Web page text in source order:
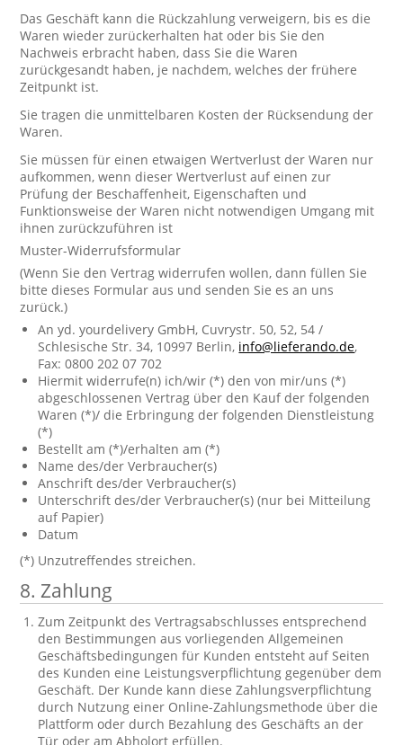
Das Geschäft kann die Rückzahlung verweigern, bis es die
Waren wieder zurückerhalten hat oder bis Sie den
Nachweis erbracht haben, dass Sie die Waren
zurückgesandt haben, je nachdem, welches der frühere
Zeitpunkt ist.
Sie tragen die unmittelbaren Kosten der Rücksendung der
Waren.
Sie müssen für einen etwaigen Wertverlust der Waren nur
aufkommen, wenn dieser Wertverlust auf einen zur
Prüfung der Beschaffenheit, Eigenschaften und
Funktionsweise der Waren nicht notwendigen Umgang mit
ihnen zurückzuführen ist
Muster-Widerrufsformular
(Wenn Sie den Vertrag widerrufen wollen, dann füllen Sie
bitte dieses Formular aus und senden Sie es an uns
zurück.)
An yd. yourdelivery GmbH, Cuvrystr. 50, 52, 54 /
Schlesische Str. 34, 10997 Berlin, info@lieferando.de,
Fax: 0800 202 07 702
Hiermit widerrufe(n) ich/wir (*) den von mir/uns (*)
abgeschlossenen Vertrag über den Kauf der folgenden
Waren (*)/ die Erbringung der folgenden Dienstleistung
(*)
Bestellt am (*)/erhalten am (*)
Name des/der Verbraucher(s)
Anschrift des/der Verbraucher(s)
Unterschrift des/der Verbraucher(s) (nur bei Mitteilung
auf Papier)
Datum
(*) Unzutreffendes streichen.
8. Zahlung
Zum Zeitpunkt des Vertragsabschlusses entsprechend
den Bestimmungen aus vorliegenden Allgemeinen
Geschäftsbedingungen für Kunden entsteht auf Seiten
des Kunden eine Leistungsverpflichtung gegenüber dem
Geschäft. Der Kunde kann diese Zahlungsverpflichtung
durch Nutzung einer Online-Zahlungsmethode über die
Plattform oder durch Bezahlung des Geschäfts an der
Tür oder am Abholort erfüllen.